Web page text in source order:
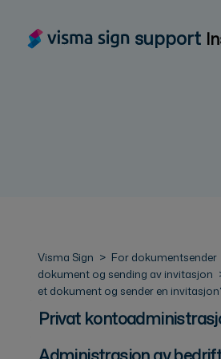
support
Visma Sign For dokumentsender
dokument og sending av invitasjon
et dokument og sender en
Privat